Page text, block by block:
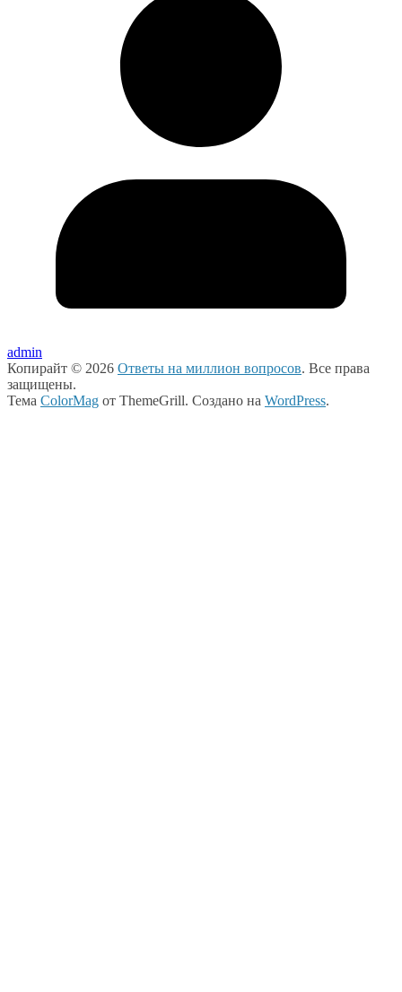
admin
Копирайт © 2026 Ответы на миллион вопросов. Все права
защищены.
Тема ColorMag от ThemeGrill. Создано на WordPress.